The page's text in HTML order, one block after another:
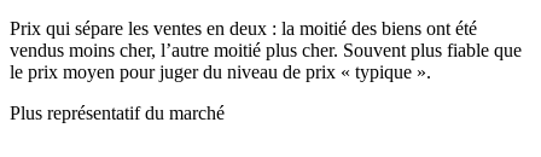
Prix qui sépare les ventes en deux : la moitié des biens ont été
vendus moins cher, l’autre moitié plus cher. Souvent plus fiable que
le prix moyen pour juger du niveau de prix « typique ».
Plus représentatif du marché